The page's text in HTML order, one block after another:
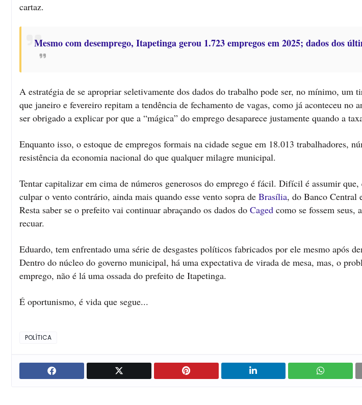
cartaz.
Mesmo com desemprego, Itapetinga gerou 1.723 empregos em 2025; dados dos
A estratégia de se apropriar seletivamente dos dados do trabalho pode ser, no mínimo, um
que janeiro e fevereiro repitam a tendência de fechamento de vagas, como já aconteceu no
ser obrigado a explicar por que a “mágica” do emprego desaparece justamente quando a
Enquanto isso, o estoque de empregos formais na cidade segue em 18.013 trabalhadores,
resistência da economia nacional do que qualquer milagre municipal.
Tentar capitalizar em cima de números generosos do emprego é fácil. Difícil é assumir
culpar o vento contrário, ainda mais quando esse vento sopra de Brasília, do Banco Central
Resta saber se o prefeito vai continuar abraçando os dados do Caged como se fossem seus,
recuar.
Eduardo, tem enfrentado uma série de desgastes políticos fabricados por ele mesmo após
Dentro do núcleo do governo municipal, há uma expectativa de virada de mesa, mas, o
emprego, não é lá uma ossada do prefeito de Itapetinga.
É oportunismo, é vida que segue...
POLÍTICA